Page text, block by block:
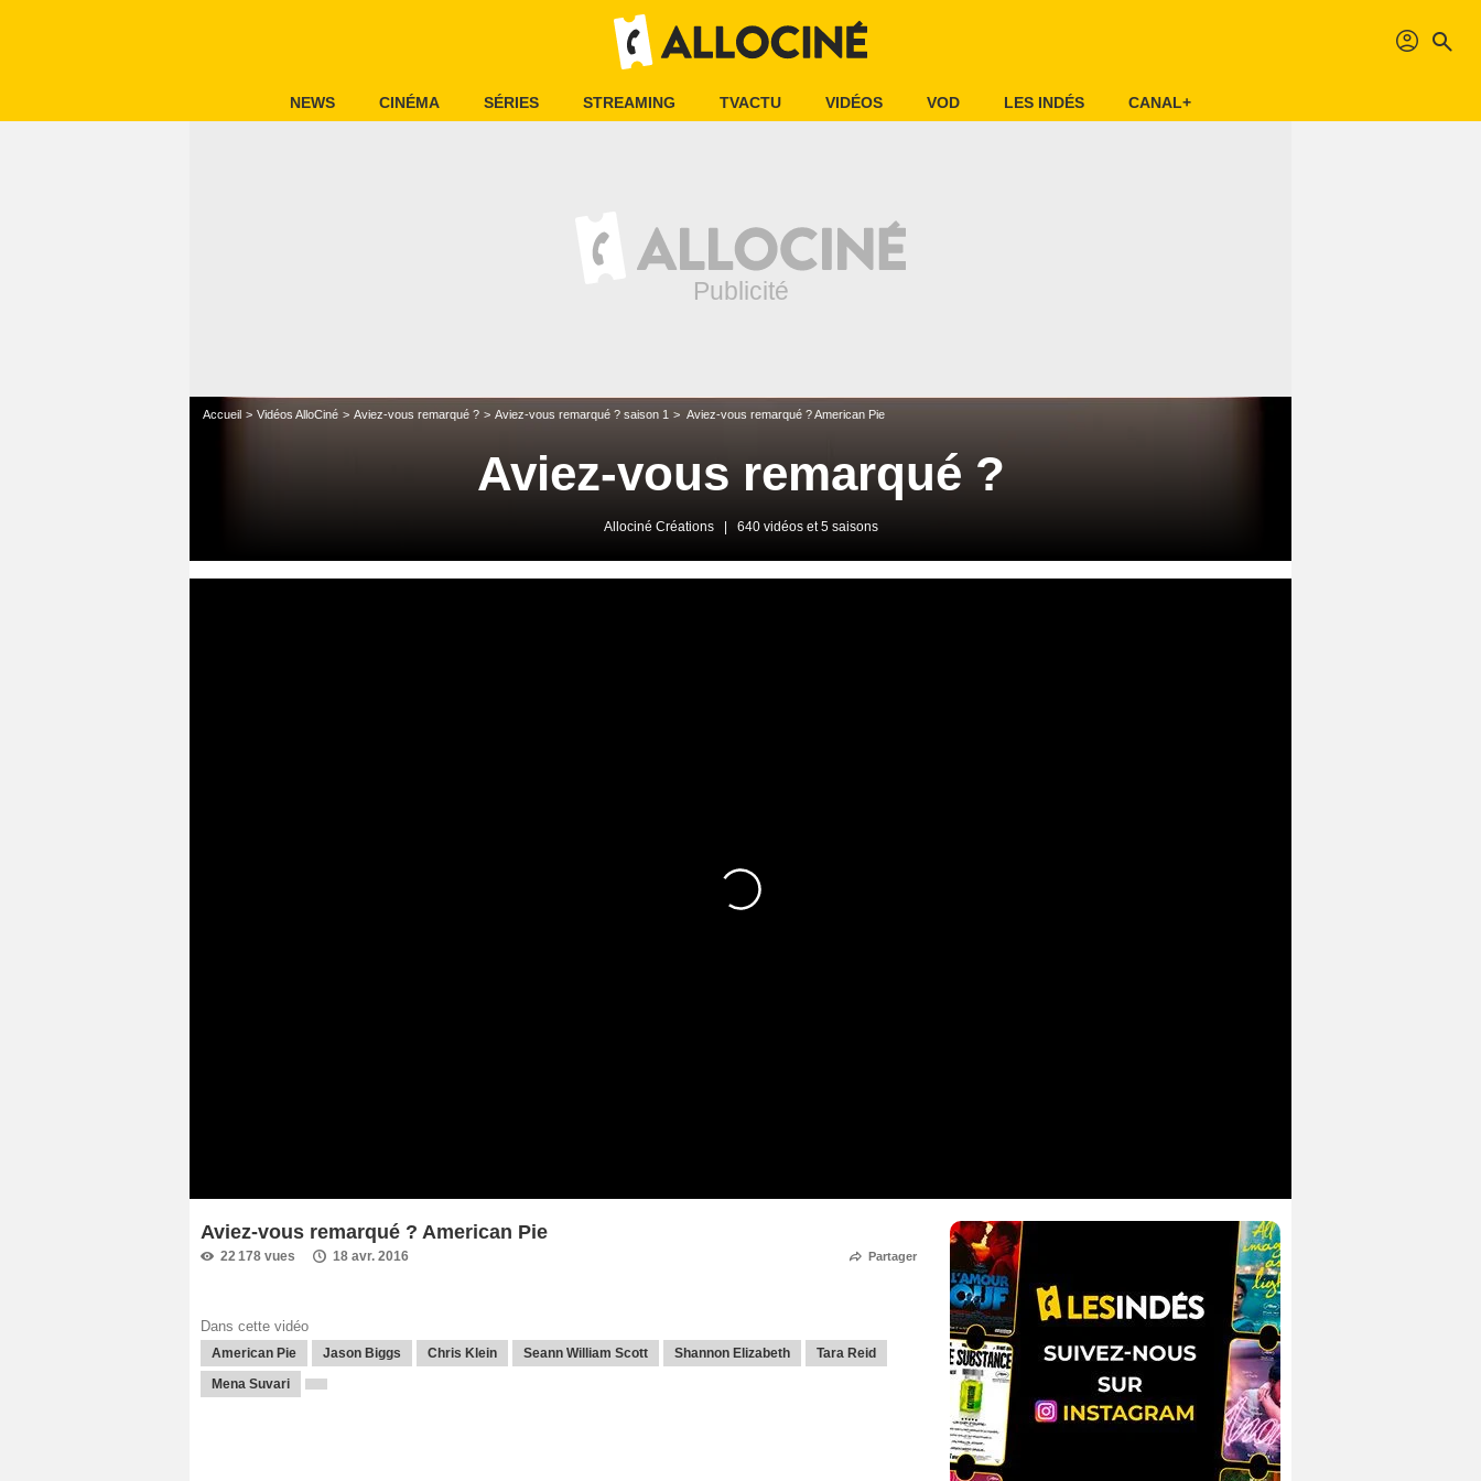
profil search
NEWS CINÉMA SÉRIES STREAMING TVACTU VIDÉOS VOD LES INDÉS CANAL+
Accueil Vidéos AlloCiné Aviez-vous remarqué ? Aviez-vous remarqué ? saison 1 Aviez-vous remarqué ? American Pie
Aviez-vous remarqué ?
Allociné Créations 640 vidéos et 5 saisons
Aviez-vous remarqué ? American Pie
22 178 vues 18 avr. 2016 Partager
Dans cette vidéo
American Pie Jason Biggs Chris Klein Seann William Scott Shannon Elizabeth Tara Reid
Mena Suvari